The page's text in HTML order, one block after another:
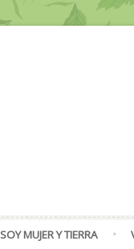
SOY MUJER Y TIERRA